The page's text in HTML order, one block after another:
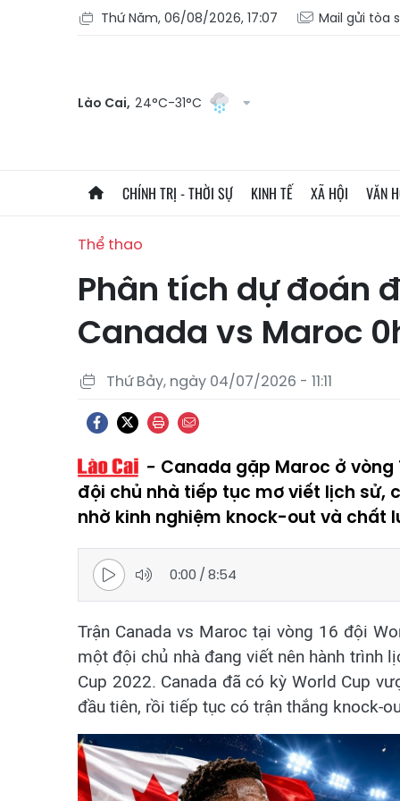
Thứ Năm, 06/08/2026, 17:07 Mail gửi tòa
Lào Cai, 24°C-31°C
CHÍNH TRỊ - THỜI SỰ KINH TẾ XÃ HỘI VĂN
Thể thao
Phân tích dự đoán
Canada vs Maroc
Thứ Bảy, ngày 04/07/2026 - 11:11
Canada gặp Maroc ở
đội chủ nhà tiếp tục mơ viết lịch sử,
nhờ kinh nghiệm knock-out và chất
0:00 /8:54
Trận Canada vs Maroc tại vòng 16 đội
một đội chủ nhà đang viết nên hành trình
Cup 2022. Canada đã có kỳ World Cup
đầu tiên, rồi tiếp tục có trận thắng knock-